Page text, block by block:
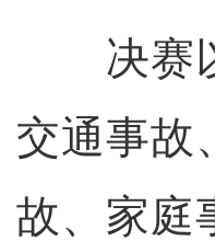
决赛以
交通事故
故、家庭